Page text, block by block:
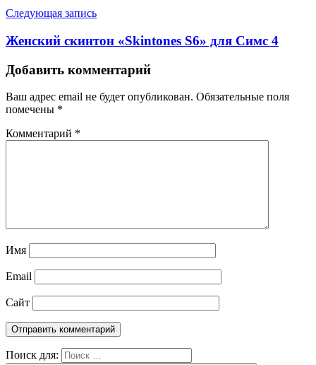
Следующая запись
Женский скинтон «Skintones S6» для Симс 4
Добавить комментарий
Ваш адрес email не будет опубликован. Обязательные поля
помечены *
Комментарий *
Имя
Email
Сайт
Поиск для: